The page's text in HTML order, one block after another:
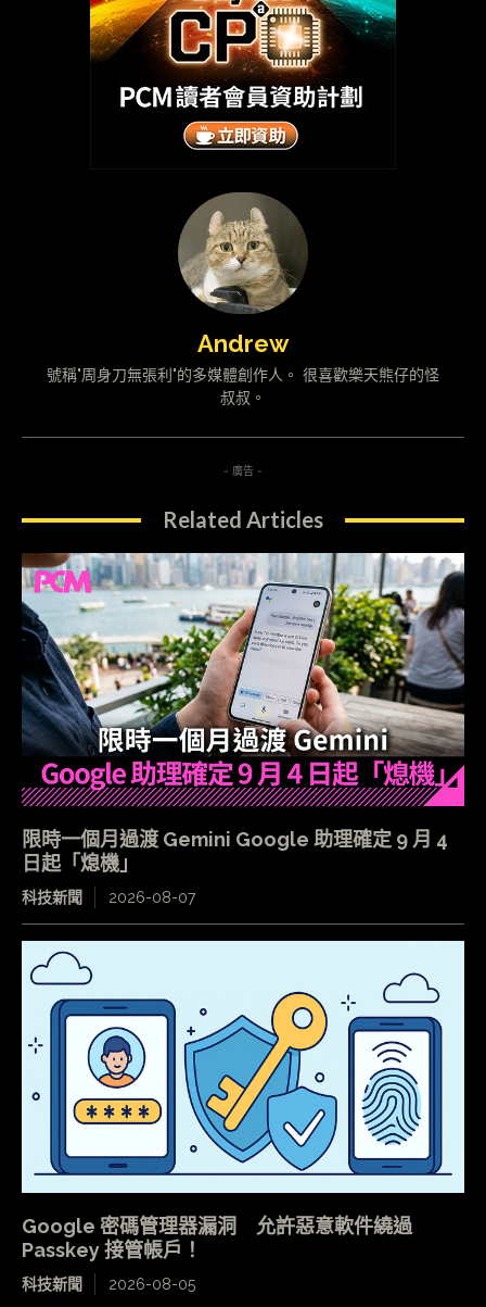
Andrew
號稱"周身刀無張利"的多媒體創作人。 很喜歡樂天熊仔的怪
叔叔。
- 廣告 -
Related Articles
限時一個月過渡 Gemini Google 助理確定 9 月 4
日起「熄機」
科技新聞 2026-08-07
Google 密碼管理器漏洞 允許惡意軟件繞過
Passkey 接管帳戶！
科技新聞 2026-08-05